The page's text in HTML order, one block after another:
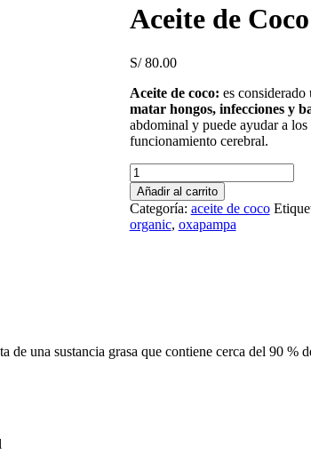
Aceite de
S/80.00
Aceite de coco: es considerado
matar hongos, infecciones y
abdominal y puede ayudar a
funcionamiento cerebral.
Aceite
de
Coco
1
L
Añadir al carrito
Categoría: aceite de coco
organic, oxapampa
una sustancia grasa que contiene cerca del 90 %